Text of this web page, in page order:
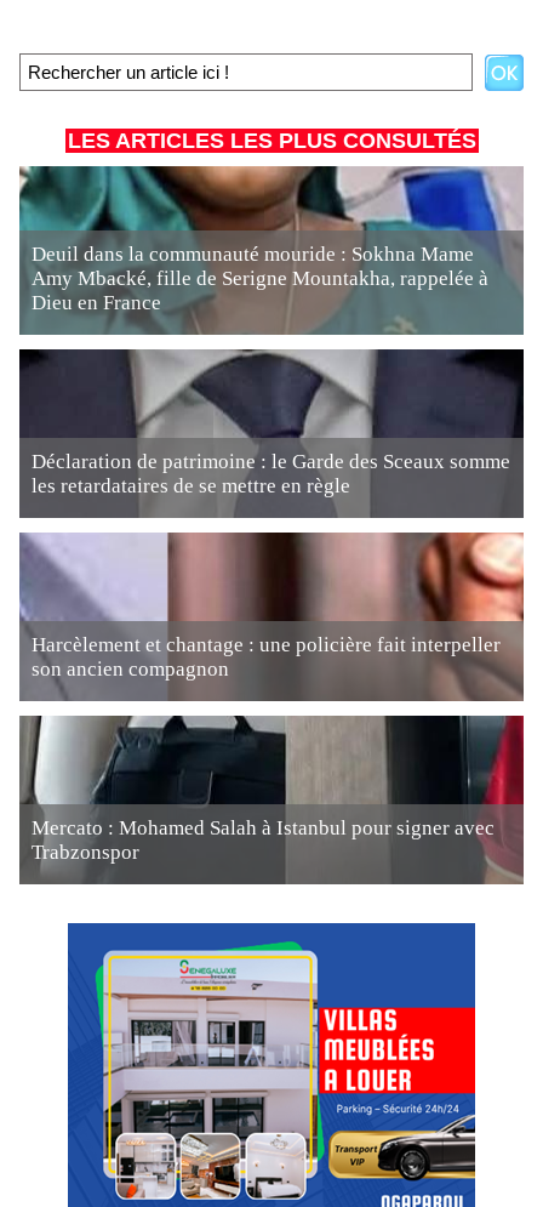
LES ARTICLES LES PLUS CONSULTÉS
Deuil dans la communauté mouride : Sokhna Mame
Amy Mbacké, fille de Serigne Mountakha, rappelée à
Dieu en France
Déclaration de patrimoine : le Garde des Sceaux somme
les retardataires de se mettre en règle
Harcèlement et chantage : une policière fait interpeller
son ancien compagnon
Mercato : Mohamed Salah à Istanbul pour signer avec
Trabzonspor